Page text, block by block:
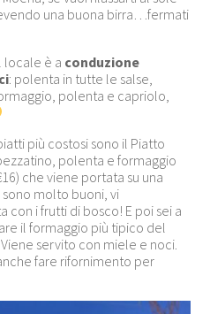
una buona birra…fermati
locale è a conduzione
: polenta in tutte le salse,
polenta e capriolo,
più costosi sono il Piatto
polenta e formaggio
che viene portata su una
molto buoni, vi
con i frutti di bosco! E poi sei a
il formaggio più tipico del
. Viene servito con miele e noci.
fare rifornimento per